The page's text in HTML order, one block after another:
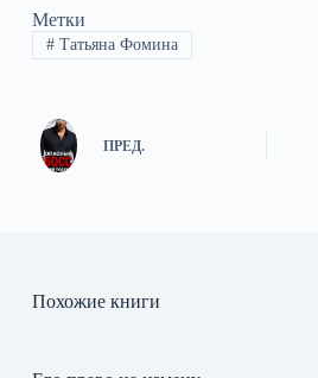
Метки
#Татьяна Фомина
ПРЕД.
Похожие книги